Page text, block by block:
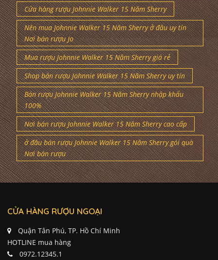
Cửa hàng rượu Johnnie Walker 15 Năm Sherry
Nên mua Johnnie Walker 15 Năm Sherry ở đâu uy tín
Nơi bán rượu Jo
Mua rượu Johnnie Walker 15 Năm Sherry giá rẻ
Shop bán rượu Johnnie Walker 15 Năm Sherry uy tín
Bán rượu Johnnie Walker 15 Năm Sherry nhập khẩu
100%
Nơi bán rượu Johnnie Walker 15 Năm Sherry cao cấp
ở đâu bán rượu Johnnie Walker 15 Năm Sherry gói quà
Nơi bán rượu
CỬA HÀNG RƯỢU NGOẠI
Quận Tân Phú, TP. Hồ Chí Minh
HOTLINE mua hàng
0972.12345.1